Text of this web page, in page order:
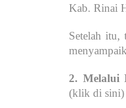
Kab. Rinai
Setelah itu,
2. Melalui
(klik di sini)